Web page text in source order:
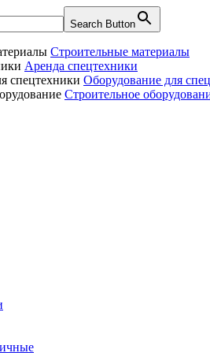
Search Button
Строительные материалы
Аренда спецтехники
Оборудование для
Строительное